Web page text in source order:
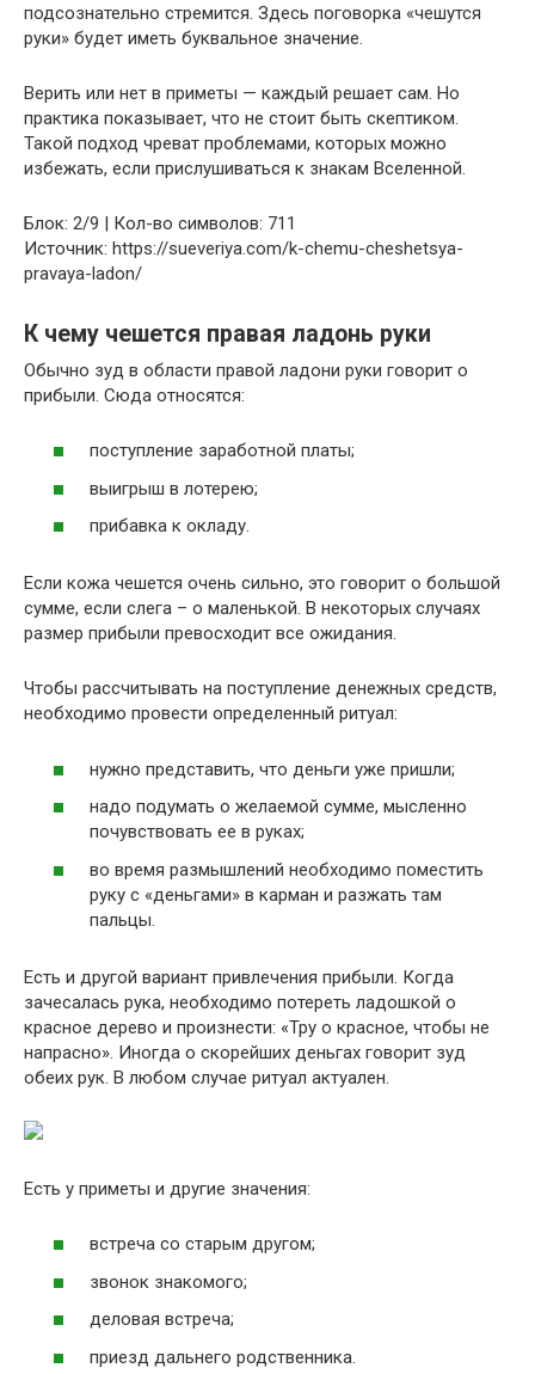
подсознательно стремится. Здесь поговорка «чешутся
руки» будет иметь буквальное значение.
Верить или нет в приметы — каждый решает сам. Но
практика показывает, что не стоит быть скептиком.
Такой подход чреват проблемами, которых можно
избежать, если прислушиваться к знакам Вселенной.
Блок: 2/9 | Кол-во символов: 711
Источник: https://sueveriya.com/k-chemu-cheshetsya-
pravaya-ladon/
К чему чешется правая ладонь руки
Обычно зуд в области правой ладони руки говорит о
прибыли. Сюда относятся:
поступление заработной платы;
выигрыш в лотерею;
прибавка к окладу.
Если кожа чешется очень сильно, это говорит о большой
сумме, если слега – о маленькой. В некоторых случаях
размер прибыли превосходит все ожидания.
Чтобы рассчитывать на поступление денежных средств,
необходимо провести определенный ритуал:
нужно представить, что деньги уже пришли;
надо подумать о желаемой сумме, мысленно
почувствовать ее в руках;
во время размышлений необходимо поместить
руку с «деньгами» в карман и разжать там
пальцы.
Есть и другой вариант привлечения прибыли. Когда
зачесалась рука, необходимо потереть ладошкой о
красное дерево и произнести: «Тру о красное, чтобы не
напрасно». Иногда о скорейших деньгах говорит зуд
обеих рук. В любом случае ритуал актуален.
Есть у приметы и другие значения:
встреча со старым другом;
звонок знакомого;
деловая встреча;
приезд дальнего родственника.